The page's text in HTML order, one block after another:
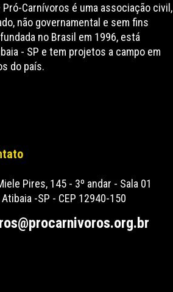
Carnívoros é uma associação civil,
não governamental e sem fins
no Brasil em 1996, está
- SP e tem projetos a campo em
do país.
Pires, 145 - 3º andar - Sala 01
-SP - CEP 12940-150